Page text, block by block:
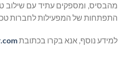
מהבסיס, ומספקים עתיד עם שילוב
התפתחות של המפעילות לחברות
למידע נוסף, אנא בקרו בכתובת